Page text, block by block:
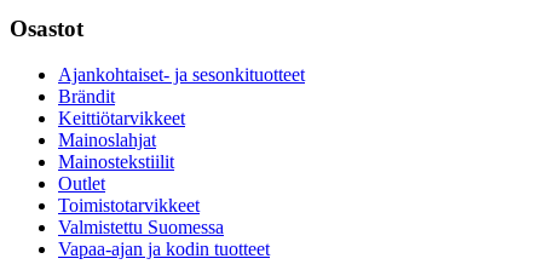
Osastot
Ajankohtaiset- ja sesonkituotteet
Brändit
Keittiötarvikkeet
Mainoslahjat
Mainostekstiilit
Outlet
Toimistotarvikkeet
Valmistettu Suomessa
Vapaa-ajan ja kodin tuotteet